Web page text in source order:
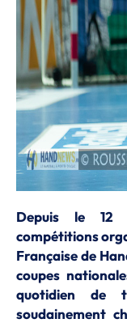
Depuis le 12
compétitions
Française de
coupes
quotidien de
soudainement